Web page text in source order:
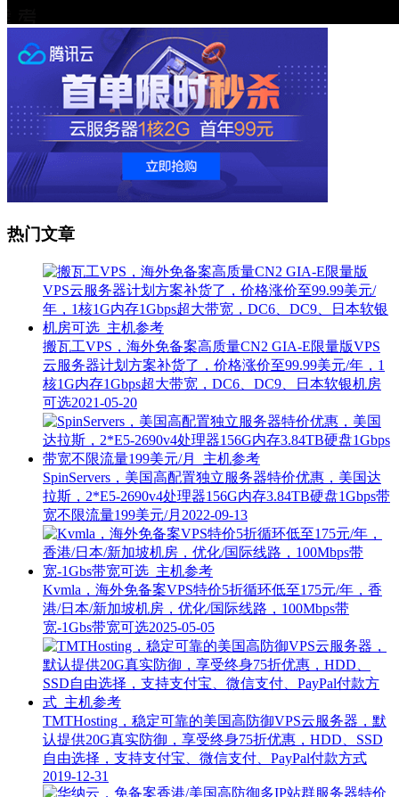
热门文章
搬瓦工VPS，海外免备案高质量CN2 GIA-E限量版VPS
云服务器计划方案补货了，价格涨价至99.99美元/年，1
核1G内存1Gbps超大带宽，DC6、DC9、日本软银机房
可选2021-05-20
SpinServers，美国高配置独立服务器特价优惠，美国达
拉斯，2*E5-2690v4处理器156G内存3.84TB硬盘1Gbps带
宽不限流量199美元/月 2022-09-13
Kvmla，海外免备案VPS特价5折循环低至175元/年，香
港/日本/新加坡机房，优化/国际线路，100Mbps带
宽-1Gbs带宽可选2025-05-05
TMTHosting，稳定可靠的美国高防御VPS云服务器，默
认提供20G真实防御，享受终身75折优惠，HDD、SSD
自由选择，支持支付宝、微信支付、PayPal付款方式
2019-12-31